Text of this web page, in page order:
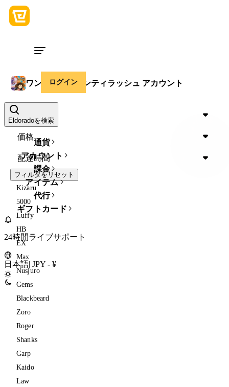
ログイン
Eldoradoを検索
通貨
アカウント
課金
アイテム
代行
ギフトカード
24時間ライブサポート
日本語| JPY - ¥
ワンピースバウンティラッシュ アカウント
Device
価格
配達時間
フィルタをリセット
Kizaru
5000
Luffy
HB
EX
Max
Nusjuro
Gems
Blackbeard
Zoro
Roger
Shanks
Garp
Kaido
Law